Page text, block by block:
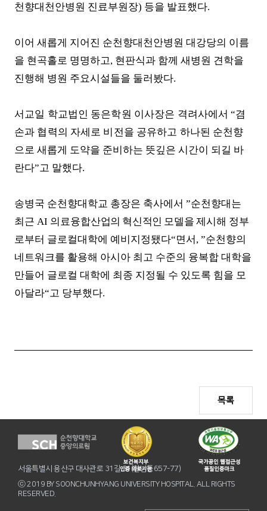
천향대천안병원 진료부원장) 등을 발표했다.
이어 새롭게 지어진 순천향대천안병원 대강당의 이름
을 현곡홀로 명명하고, 현판식과 함께 새병원 견학을
진행해 병원 주요시설들을 둘러봤다.
서교일 학교법인 동은학원 이사장은 격려사에서“겸
손과 협력의 자세로 비전을 공유하고 하나된 순천향
으로 새롭게 도약을 준비하는 뜻깊은 시간이 되길 바
란다”고 말했다.
송병국 순천향대학교 총장은 축사에서 ”순천향대는
최근 AI 의료융합산업의 혁신적인 모델을 제시해 정부
로부터 글로컬대학에 예비지정됐다“면서 , ”순천향의
네트워크를 활용해 아시아 최고 수준의 융복합 대학을
만들어 글로컬 대학에 최종 지정될 수 있도록 힘을 모
아달라“고 당부했다.
목록
서울특별시 용산구 대사관로 31길 31(한남동657-77)
ⓒ 2019 BY SOONCHUNHYANG UNIVERSITY HOSPITAL. ALL RIGHTS
RESERVED.